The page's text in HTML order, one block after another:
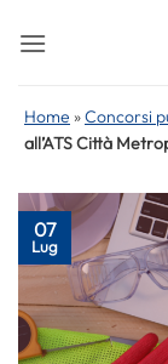
Home »Concorsi
all’ATS Città
07
Lug